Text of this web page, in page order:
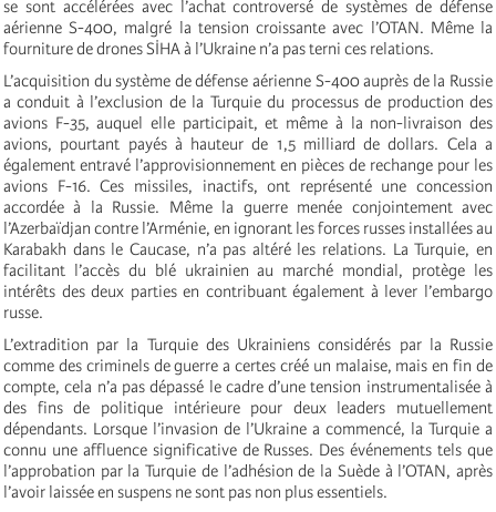
se sont accélérées avec l’achat controversé de systèmes de défense
aérienne S-400, malgré la tension croissante avec l’OTAN. Même la
fourniture de drones SİHA à l’Ukraine n’a pas terni ces relations.
L’acquisition du système de défense aérienne S-400 auprès de la Russie
a conduit à l’exclusion de la Turquie du processus de production des
avions F-35, auquel elle participait, et même à la non-livraison des
avions, pourtant payés à hauteur de 1,5 milliard de dollars. Cela a
également entravé l’approvisionnement en pièces de rechange pour les
avions F-16. Ces missiles, inactifs, ont représenté une concession
accordée à la Russie. Même la guerre menée conjointement avec
l’Azerbaïdjan contre l’Arménie, en ignorant les forces russes installées au
Karabakh dans le Caucase, n’a pas altéré les relations. La Turquie, en
facilitant l’accès du blé ukrainien au marché mondial, protège les
intérêts des deux parties en contribuant également à lever l’embargo
russe.
L’extradition par la Turquie des Ukrainiens considérés par la Russie
comme des criminels de guerre a certes créé un malaise, mais en fin de
compte, cela n’a pas dépassé le cadre d’une tension instrumentalisée à
des fins de politique intérieure pour deux leaders mutuellement
dépendants. Lorsque l’invasion de l’Ukraine a commencé, la Turquie a
connu une affluence significative de Russes. Des événements tels que
l’approbation par la Turquie de l’adhésion de la Suède à l’OTAN, après
l’avoir laissée en suspens ne sont pas non plus essentiels.